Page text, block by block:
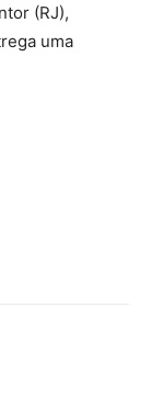
(RJ),
uma